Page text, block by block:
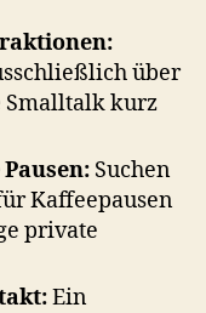
über
Smalltalk kurz
Suchen
Kaffeepausen
private
Ein